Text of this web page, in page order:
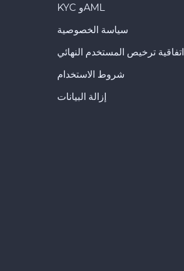
KYC وAML
سياسة الخصوصية
اتفاقية ترخيص المستخدم النهائي
شروط الاستخدام
إزالة البيانات